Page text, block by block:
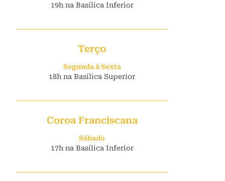
19h na Basílica Inferior
Terço
Segunda à Sexta
18h na Basílica Superior
Coroa Franciscana
Sábado
17h na Basílica Inferior